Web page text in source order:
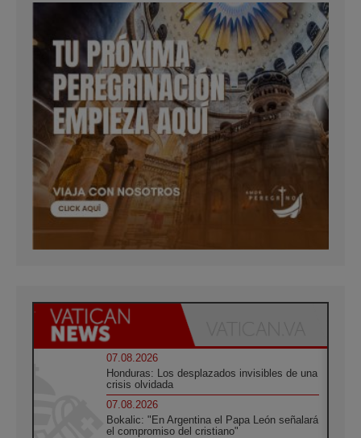
07.08.2026
Honduras: Los desplazados invisibles de una
crisis olvidada
07.08.2026
Bokalic: "En Argentina el Papa León señalará
el compromiso del cristiano"